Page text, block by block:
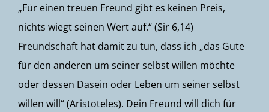
„Für einen treuen Freund gibt es keinen Preis,
nichts wiegt seinen Wert auf.“ (Sir 6,14)
Freundschaft hat damit zu tun, dass ich „das Gute
für den anderen um seiner selbst willen möchte
oder dessen Dasein oder Leben um seiner selbst
willen will“ (Aristoteles). Dein Freund will dich für